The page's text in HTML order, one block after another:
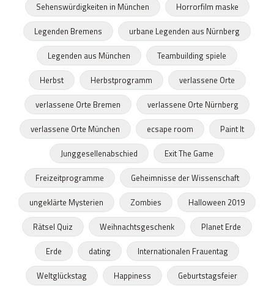
Sehenswürdigkeiten in München
Horrorfilm maske
Legenden Bremens
urbane Legenden aus Nürnberg
Legenden aus München
Teambuilding spiele
Herbst
Herbstprogramm
verlassene Orte
verlassene Orte Bremen
verlassene Orte Nürnberg
verlassene Orte München
ecsape room
Paint It
Junggesellenabschied
Exit The Game
Freizeitprogramme
Geheimnisse der Wissenschaft
ungeklärte Mysterien
Zombies
Halloween 2019
Rätsel Quiz
Weihnachtsgeschenk
Planet Erde
Erde
dating
Internationalen Frauentag
Weltglückstag
Happiness
Geburtstagsfeier